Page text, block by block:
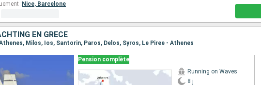
: Nice, Barcelone
EN GRÈCE
Milos, Ios, Santorin, Paros, Delos, Syros, Le Piree - Athenes
Pension complète
Running on Waves
8 j